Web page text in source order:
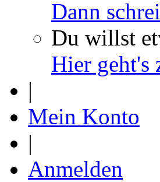
Dann
Du willst
Hier geht's
|
Mein Konto
|
Anmelden